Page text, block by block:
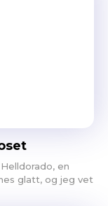
en
glatt, og jeg vet